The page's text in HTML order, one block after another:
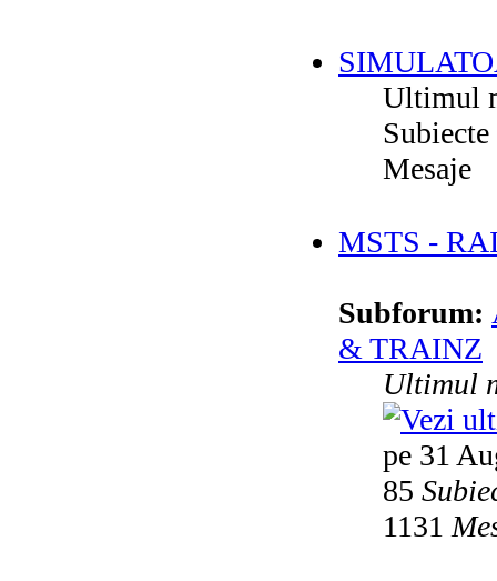
Ultimul
Subiecte
Mesaje
MSTS -
Subforum:
& TRAINZ
Ultimul
pe 31
85
1131